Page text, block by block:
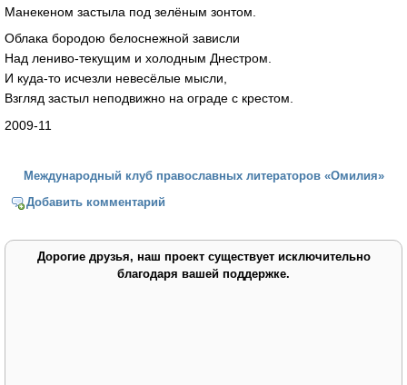
Манекеном застыла под зелёным зонтом.
Облака бородою белоснежной зависли
Над лениво-текущим и холодным Днестром.
И куда-то исчезли невесёлые мысли,
Взгляд застыл неподвижно на ограде с крестом.
2009-11
Международный клуб православных литераторов «Омилия»
Добавить комментарий
Дорогие друзья, наш проект существует исключительно
благодаря вашей поддержке.